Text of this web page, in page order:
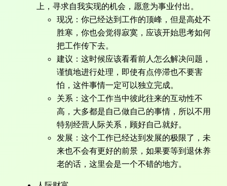
上，寻求自我实现的机会，愿意为事业付出。
现况：你已经达到工作的顶峰，但是高处不
胜寒，你也会觉得寂寞，应该开始思考如何
把工作传下去。
建议：这时候应该看看前人怎么解决问题，
谨慎地进行处理，即使有点停滞也不要害
怕，这件事情一定可以独立完成。
关系：这个工作当中彼此往来的互动性不
高，大多都是自己做自己的事情，所以不用
特别经营人际关系，顾好自己就好。
发展：这个工作已经达到发展的极限了，未
来也不会有更好的前景，如果要等到退休养
老的话，这里会是一个不错的地方。